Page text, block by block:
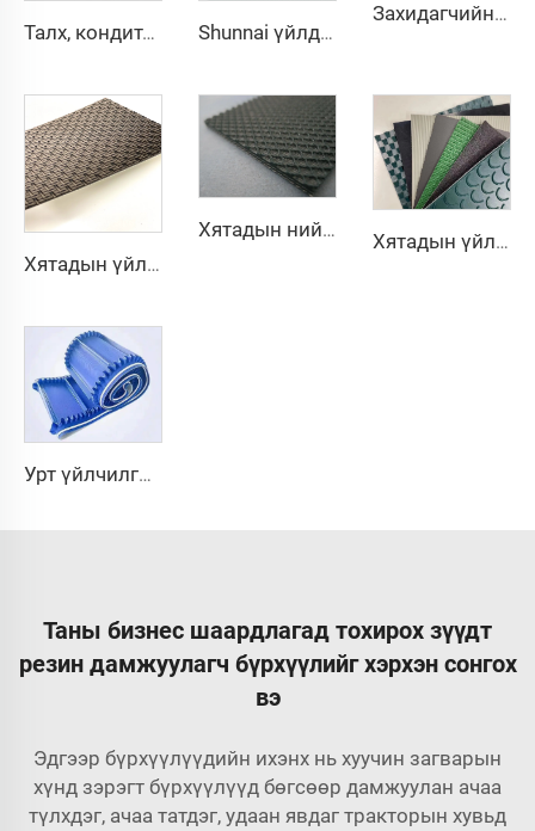
Талх, кондитерийн жижиглэлт, рестораны хүнсний боловсруулалтын статик ба наалдахгүй тээврийн зуултын үйлдвэрлэгч Shunnai үйлдвэрийн үнэ: 1.6 мм хар тренажёрны бүс, PVC-ээр хийсэн явган замын машины бүс
Захидагчийн үйлдвэрлэгч, дэлгүүрийн кассын мөр, конвейерийн бүстэй, өндөр хурдны тогтвортой конвейерийн бүс, PU конвейер
Хятадын үйлдвэрийн гэрлийн полировлосон машин, PVC алмазан конвейерийн бүс
Хятадын нийлүүлэгчийн гладкийн бага авиа гаргах PVC залхуурдаг машины бөгж, гумаан суналт багатай, гулсахаас хамгаалдаг конвейерийн бөгж Хятадын үйлдвэрийн захидалтын үйлдвэрлэгчид пу, пвк, pvk, шилэн шовхон, конвейерийн бандаж
Урт үйлчилгээний хугацаатай, үр өртөгтэй, Хятадын чанартай 3.1 мм-ийн ПВХ-ийн рулон, 3.5 мм цагаан өнгийн хоолны зориулалтын тасралтгүй конвейерийн бүрхүүл
Таны бизнес шаардлагад тохирох зүүдт
резин дамжуулагч бүрхүүлийг хэрхэн сонгох
вэ
Эдгээр бүрхүүлүүдийн ихэнх нь хуучин загварын
хүнд зэрэгт бүрхүүлүүд бөгсөөр дамжуулан ачаа
түлхдэг, ачаа татдэг, удаан явдаг тракторын хувьд